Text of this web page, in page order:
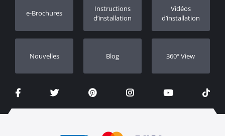
Concessionnaires
e-Brochures
Instructions
d’installation
Vidéos
d’installation
Nouvelles Blog 360º View